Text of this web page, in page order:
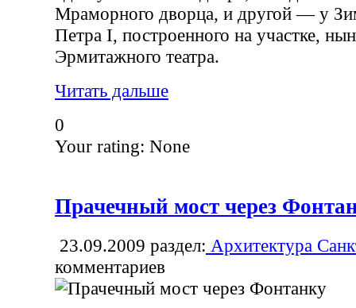
Мраморного дворца, и другой — у
Петра I, построенного на участке,
Эрмитажного театра.
Читать дальше
0
Your rating: None
Прачечный мост через
23.09.2009 раздел: Архитектура
комментариев